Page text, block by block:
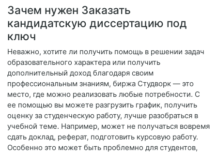
Зачем нужен Заказать
кандидатскую диссертацию под
ключ
Неважно, хотите ли получить помощь в решении задач
образовательного характера или получить
дополнительный доход благодаря своим
профессиональным знаниям, биржа Студворк — это
место, где можно реализовать любые потребности. С
ее помощью вы можете разгрузить график, получить
оценку за студенческую работу, лучше разобраться в
учебной теме. Например, может не получаться вовремя
сдать доклад, реферат, подготовить курсовую работу.
Особенно это может быть проблемно для студентов,